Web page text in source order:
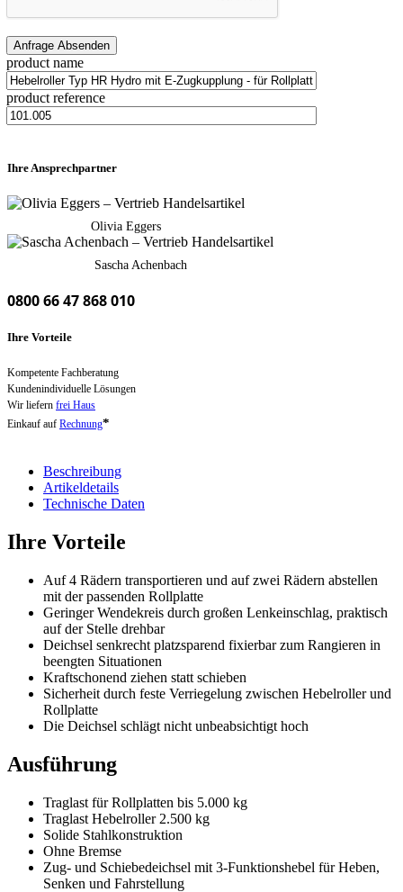
product name
product reference
Ihre Ansprechpartner
Olivia Eggers
Sascha Achenbach
0800 66 47 868 010
Ihre Vorteile
Kompetente Fachberatung
Kundenindividuelle Lösungen
Wir liefern frei Haus
Einkauf auf Rechnung*
Beschreibung
Artikeldetails
Technische Daten
Ihre Vorteile
Auf 4 Rädern transportieren und auf zwei Rädern abstellen
mit der passenden Rollplatte
Geringer Wendekreis durch großen Lenkeinschlag, praktisch
auf der Stelle drehbar
Deichsel senkrecht platzsparend fixierbar zum Rangieren in
beengten Situationen
Kraftschonend ziehen statt schieben
Sicherheit durch feste Verriegelung zwischen Hebelroller und
Rollplatte
Die Deichsel schlägt nicht unbeabsichtigt hoch
Ausführung
Traglast für Rollplatten bis 5.000 kg
Traglast Hebelroller 2.500 kg
Solide Stahlkonstruktion
Ohne Bremse
Zug- und Schiebedeichsel mit 3-Funktionshebel für Heben,
Senken und Fahrstellung